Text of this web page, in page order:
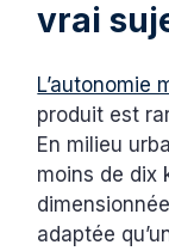
vrai
L’autonomie
produit est
En milieu
moins de dix
adaptée